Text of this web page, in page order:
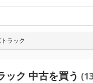
ラック
ック 中古を買う